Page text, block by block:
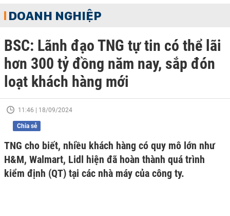
DOANH NGHIỆP
BSC: Lãnh đạo TNG tự tin có thể lãi
hơn 300 tỷ đồng năm nay, sắp đón
loạt khách hàng mới
11:46 | 18/09/2024
Chia sẻ
TNG cho biết, nhiều khách hàng có quy mô lớn như
H&M, Walmart, Lidl hiện đã hoàn thành quá trình
kiểm định (QT) tại các nhà máy của công ty.